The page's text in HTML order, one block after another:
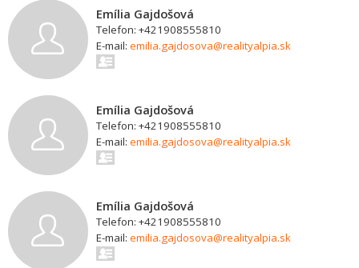
Emília Gajdošová
Telefon: +421908555810
E-mail: emilia.gajdosova@realityalpia.sk
Emília Gajdošová
Telefon: +421908555810
E-mail: emilia.gajdosova@realityalpia.sk
Emília Gajdošová
Telefon: +421908555810
E-mail: emilia.gajdosova@realityalpia.sk